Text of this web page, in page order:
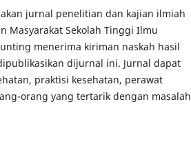
jurnal penelitian dan kajian ilmiah
Masyarakat Sekolah Tinggi Ilmu
menerima kiriman naskah hasil
dijurnal ini. Jurnal dapat
praktisi kesehatan, perawat
orang yang tertarik dengan masalah